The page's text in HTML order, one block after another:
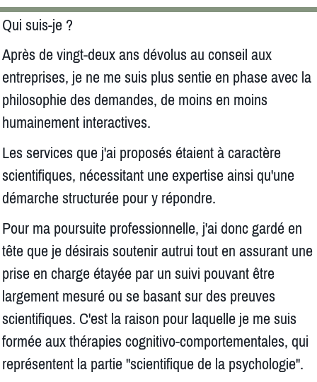
Qui suis-je ?
Après de vingt-deux ans dévolus au conseil aux
entreprises, je ne me suis plus sentie en phase avec la
philosophie des demandes, de moins en moins
humainement interactives.
Les services que j'ai proposés étaient à caractère
scientifiques, nécessitant une expertise ainsi qu'une
démarche structurée pour y répondre.
Pour ma poursuite professionnelle, j'ai donc gardé en
tête que je désirais soutenir autrui tout en assurant une
prise en charge étayée par un suivi pouvant être
largement mesuré ou se basant sur des preuves
scientifiques. C'est la raison pour laquelle je me suis
formée aux thérapies cognitivo-comportementales, qui
représentent la partie "scientifique de la psychologie".